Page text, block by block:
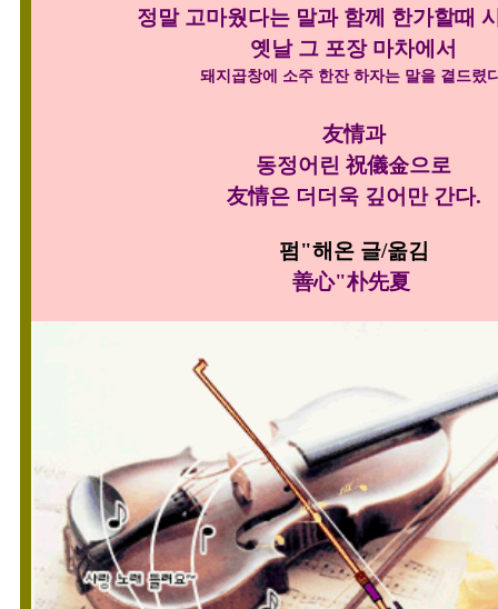
정말 고마웠다는 말과 함께 한가할때
옛날 그 포장 마차에서
돼지곱창에 소주 한잔 하자는 말을 곁드렸
友情과
동정어린 祝儀金으로
友情은 더더욱 깊어만 간다.
펌"해온 글/옮김
善心"朴先夏